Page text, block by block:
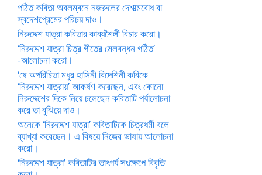
পঠিত কবিতা অবলম্বনে নজরুলের দেশাত্মবোধ বা
স্বদেশপ্রেমের পরিচয় দাও।
নিরুদ্দেশ যাত্রা কবিতার কাব্যশৈলী বিচার করো।
‘নিরুদ্দেশ যাত্রা চিত্র গীতের মেলবন্ধন গঠিত’
-আলোচনা করো।
‘ষে অপরিচিতা মধুর হাসিনী বিদেশিনী কবিকে
‘নিরুদ্দেশ যাত্রায়’ আকর্ষণ করেছেন, এবং কোনো
নিরুদ্দেশের দিকে নিয়ে চলেছেন কবিতাটি পর্যালোচনা
করে তা বুঝিয়ে দাও।
অনেকে ‘নিরুদ্দেশ যাত্রা’ কবিতাটিকে চিত্রধর্মী বলে
ব্যাখ্যা করেছেন। এ বিষয়ে নিজের ভাষায় আলোচনা
করো।
‘নিরুদ্দেশ যাত্রা’ কবিতাটির তাৎপর্য সংক্ষেপে বিবৃতি